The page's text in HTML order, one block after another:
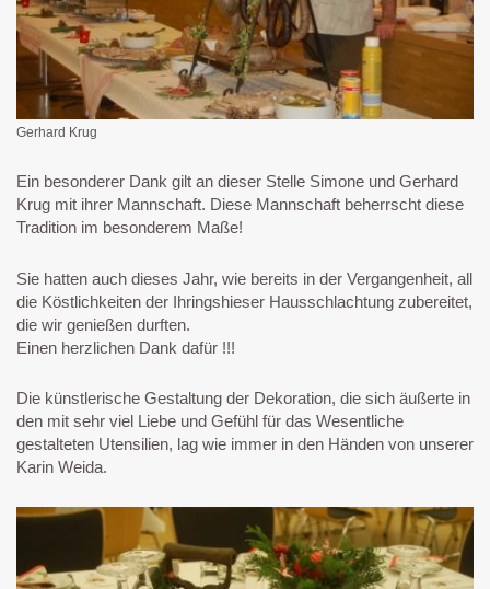
Gerhard Krug
Ein besonderer Dank gilt an dieser Stelle Simone und Gerhard
Krug mit ihrer Mannschaft. Diese Mannschaft beherrscht diese
Tradition im besonderem Maße!
Sie hatten auch dieses Jahr, wie bereits in der Vergangenheit, all
die Köstlichkeiten der Ihringshieser Hausschlachtung zubereitet,
die wir genießen durften.
Einen herzlichen Dank dafür !!!
Die künstlerische Gestaltung der Dekoration, die sich äußerte in
den mit sehr viel Liebe und Gefühl für das Wesentliche
gestalteten Utensilien, lag wie immer in den Händen von unserer
Karin Weida.